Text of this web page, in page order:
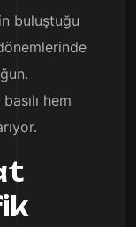
buluştuğu
hem